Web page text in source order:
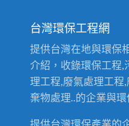
台灣環保工程網
提供台灣在地與環保
介紹，收錄環保工程,
理工程,廢氣處理工程
棄物處理..的企業與